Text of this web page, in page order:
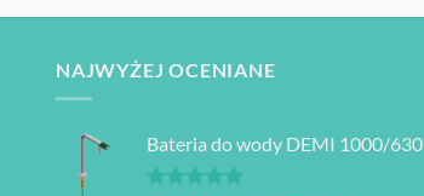
NAJWYŻEJ OCENIANE
Bateria do wody DEMI 1000/630